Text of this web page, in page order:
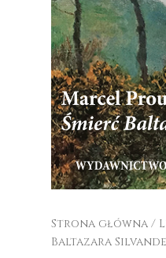
Strona główna /
Baltazara Silvande